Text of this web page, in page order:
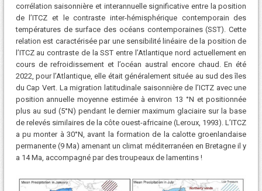
corrélation saisonnière et interannuelle significative entre la position
de l’ITCZ et le contraste inter-hémisphérique contemporain des
températures de surface des océans contemporaines (SST). Cette
relation est caractérisée par une sensibilité linéaire de la position de
l’ITCZ au contraste de la SST entre l’Atlantique nord actuellement en
cours de refroidissement et l’océan austral encore chaud. En été
2022, pour l’Atlantique, elle était généralement située au sud des îles
du Cap Vert. La migration latitudinale saisonnière de l’ICTZ avec une
position annuelle moyenne estimée à environ 13 °N et positionnée
plus au sud (5°N) pendant le dernier maximum glaciaire sur la base
de relevés similaires de la côte ouest-africaine (Leroux, 1993). L’ITCZ
a pu monter à 30°N, avant la formation de la calotte groenlandaise
permanente (9 Ma) amenant un climat méditerranéen en Bretagne il y
a 14 Ma, accompagné par des troupeaux de lamentins !